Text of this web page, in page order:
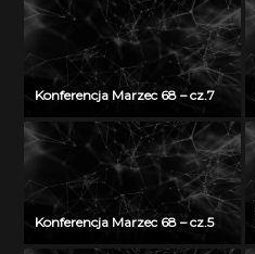
Konferencja Marzec 68 – cz.7
Konferencja Marzec 68 – cz.5